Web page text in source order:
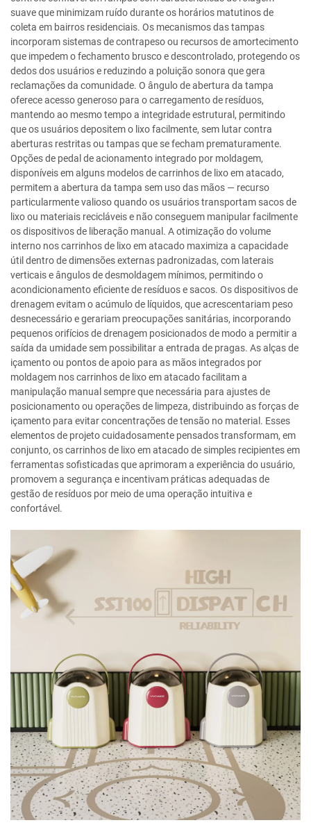
suave que minimizam ruído durante os horários matutinos de
coleta em bairros residenciais. Os mecanismos das tampas
incorporam sistemas de contrapeso ou recursos de amortecimento
que impedem o fechamento brusco e descontrolado, protegendo os
dedos dos usuários e reduzindo a poluição sonora que gera
reclamações da comunidade. O ângulo de abertura da tampa
oferece acesso generoso para o carregamento de resíduos,
mantendo ao mesmo tempo a integridade estrutural, permitindo
que os usuários depositem o lixo facilmente, sem lutar contra
aberturas restritas ou tampas que se fecham prematuramente.
Opções de pedal de acionamento integrado por moldagem,
disponíveis em alguns modelos de carrinhos de lixo em atacado,
permitem a abertura da tampa sem uso das mãos — recurso
particularmente valioso quando os usuários transportam sacos de
lixo ou materiais recicláveis e não conseguem manipular facilmente
os dispositivos de liberação manual. A otimização do volume
interno nos carrinhos de lixo em atacado maximiza a capacidade
útil dentro de dimensões externas padronizadas, com laterais
verticais e ângulos de desmoldagem mínimos, permitindo o
acondicionamento eficiente de resíduos e sacos. Os dispositivos de
drenagem evitam o acúmulo de líquidos, que acrescentariam peso
desnecessário e gerariam preocupações sanitárias, incorporando
pequenos orifícios de drenagem posicionados de modo a permitir a
saída da umidade sem possibilitar a entrada de pragas. As alças de
içamento ou pontos de apoio para as mãos integrados por
moldagem nos carrinhos de lixo em atacado facilitam a
manipulação manual sempre que necessária para ajustes de
posicionamento ou operações de limpeza, distribuindo as forças de
içamento para evitar concentrações de tensão no material. Esses
elementos de projeto cuidadosamente pensados transformam, em
conjunto, os carrinhos de lixo em atacado de simples recipientes em
ferramentas sofisticadas que aprimoram a experiência do usuário,
promovem a segurança e incentivam práticas adequadas de
gestão de resíduos por meio de uma operação intuitiva e
confortável.